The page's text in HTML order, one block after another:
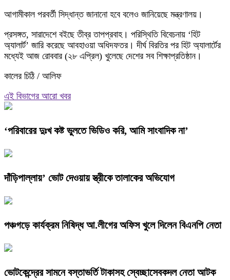
আগামীকাল পরবর্তী সিদ্ধান্ত জানানো হবে বলেও জানিয়েছে মন্ত্রণালয়।
প্রসঙ্গত, সারাদেশে বইছে তীব্র তাপপ্রবাহ। পরিস্থিতি বিবেচনায় ‘হিট
অ্যালার্ট’ জারি করেছে আবহাওয়া অধিদফতর। দীর্ঘ বিরতির পর হিট অ্যালার্টের
মধ্যেই আজ রোববার (২৮ এপ্রিল) খুলেছে দেশের সব শিক্ষাপ্রতিষ্ঠান।
কালের চিঠি / আলিফ
এই বিভাগের আরো খবর
‘পরিবারের দুঃখ কষ্ট ভুলতে ভিডিও করি, আমি সাংবাদিক না’
দাঁড়িপাল্লায়’ ভোট দেওয়ায় স্ত্রীকে তালাকের অভিযোগ
পঞ্চগড়ে কার্যক্রম নিষিদ্ধ আ.লীগের অফিস খুলে দিলেন বিএনপি নেতা
ভোটকেন্দ্রের সামনে বস্তাভর্তি টাকাসহ স্বেচ্ছাসেবকদল নেতা আটক